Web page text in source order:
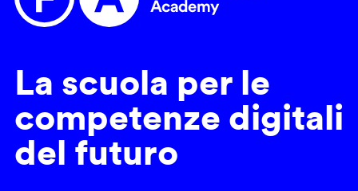
La scuola per le
competenze digitali
del futuro